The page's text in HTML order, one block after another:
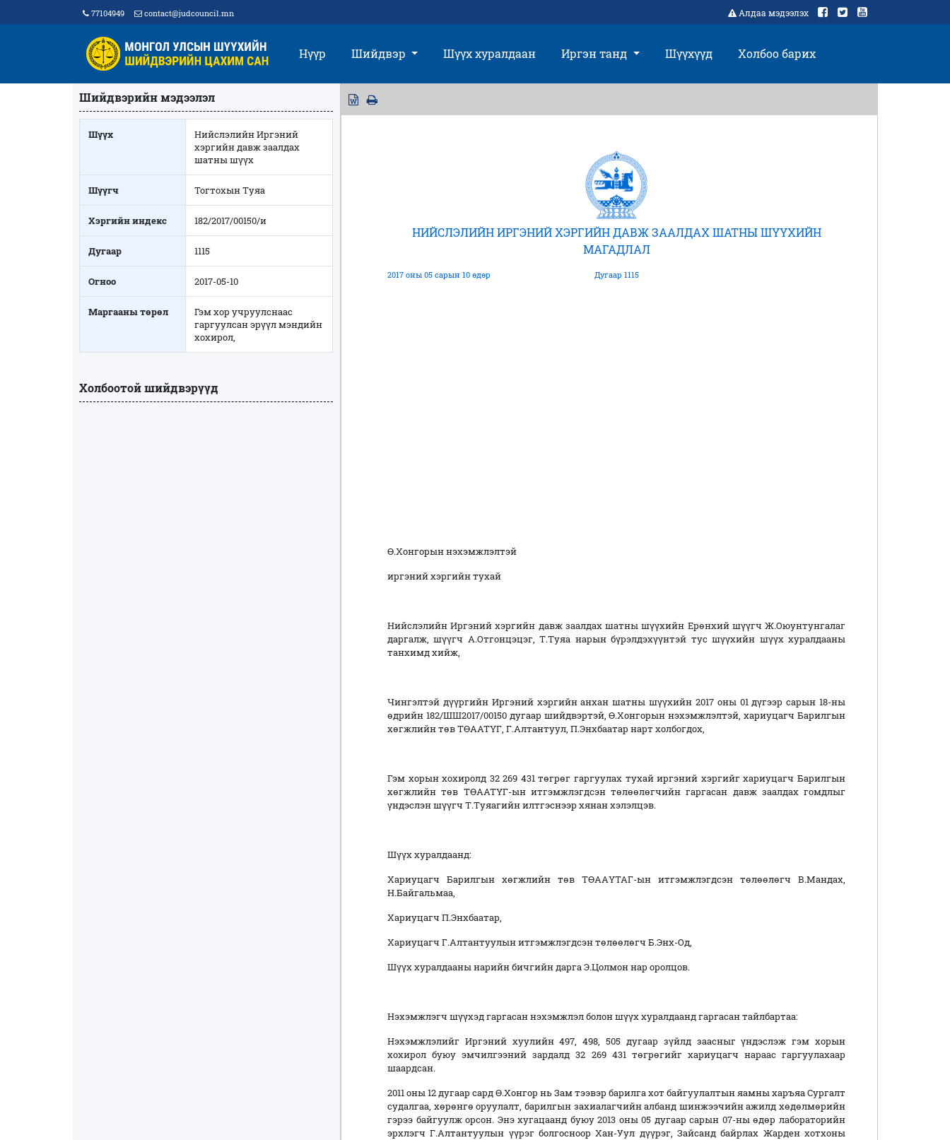
77104949 contact@judcouncil.mn Алдаа мэдээлэх
Нүүр Шийдвэр Шүүх хуралдаан Иргэн танд Шүүхүүд Холбоо барих
Шийдвэрийн мэдээлэл
Шүүх
Нийслэлийн Иргэний
хэргийн давж заалдах
шатны шүүх
Шүүгч Тогтохын Туяа
Хэргийн индекс 182/2017/00150/и
Дугаар 1115
Огноо 2017-05-10
Маргааны төрөл
Гэм хор учруулснаас
гаргуулсан эрүүл мэндийн
хохирол,
Холбоотой шийдвэрүүд
НИЙСЛЭЛИЙН ИРГЭНИЙ ХЭРГИЙН ДАВЖ ЗААЛДАХ ШАТНЫ ШҮҮХИЙН
МАГАДЛАЛ
2017 оны 05 сарын 10 өдөр Дугаар 1115
Ө.Хонгорын нэхэмжлэлтэй
иргэний хэргийн тухай
Нийслэлийн Иргэний хэргийн давж заалдах шатны шүүхийн Ерөнхий шүүгч Ж.Оюунтунгалаг
даргалж, шүүгч А.Отгонцэцэг, Т.Туяа нарын бүрэлдэхүүнтэй тус шүүхийн шүүх хуралдааны
танхимд хийж,
Чингэлтэй дүүргийн Иргэний хэргийн анхан шатны шүүхийн 2017 оны 01 дүгээр сарын 18-ны
өдрийн 182/ШШ2017/00150 дугаар шийдвэртэй, Ө.Хонгорын нэхэмжлэлтэй, хариуцагч Барилгын
хөгжлийн төв ТӨААТҮГ, Г.Алтантуул, П.Энхбаатар нарт холбогдох,
Гэм хорын хохиролд 32 269 431 төгрөг гаргуулах тухай иргэний хэргийг хариуцагч Барилгын
хөгжлийн төв ТӨААТҮГ-ын итгэмжлэгдсэн төлөөлөгчийн гаргасан давж заалдах гомдлыг
үндэслэн шүүгч Т.Туяагийн илтгэснээр хянан хэлэлцэв.
Шүүх хуралдаанд:
Хариуцагч Барилгын хөгжлийн төв ТӨААҮТАГ-ын итгэмжлэгдсэн төлөөлөгч В.Мандах,
Н.Байгальмаа,
Хариуцагч П.Энхбаатар,
Хариуцагч Г.Алтантуулын итгэмжлэгдсэн төлөөлөгч Б.Энх-Од,
Шүүх хуралдааны нарийн бичгийн дарга Э.Цолмон нар оролцов.
Нэхэмжлэгч шүүхэд гаргасан нэхэмжлэл болон шүүх хуралдаанд гаргасан тайлбартаа:
Нэхэмжлэлийг Иргэний хуулийн 497, 498, 505 дугаар зүйлд заасныг үндэслэж гэм хорын
хохирол буюу эмчилгээний зардалд 32 269 431 төгрөгийг хариуцагч нараас гаргуулахаар
шаардсан.
2011 оны 12 дугаар сард Ө.Хонгор нь Зам тээвэр барилга хот байгуулалтын яамны харъяа Сургалт
судалгаа, хөрөнгө оруулалт, барилгын захиалагчийн албанд шинжээчийн ажилд хөдөлмөрийн
гэрээ байгуулж орсон. Энэ хугацаанд буюу 2013 оны 05 дугаар сарын 07-ны өдөр лабораторийн
эрхлэгч Г.Алтантуулын үүрэг болгосноор Хан-Уул дүүрэг, Зайсанд байрлах Жарден хотхоны